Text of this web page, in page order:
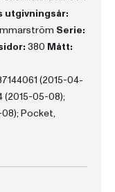
utgivningsår:
Serie:
380 Mått:
(2015-04-
(2015-05-08);
08); Pocket,